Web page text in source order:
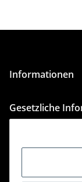
Informationen
Gesetzliche
Für Custom